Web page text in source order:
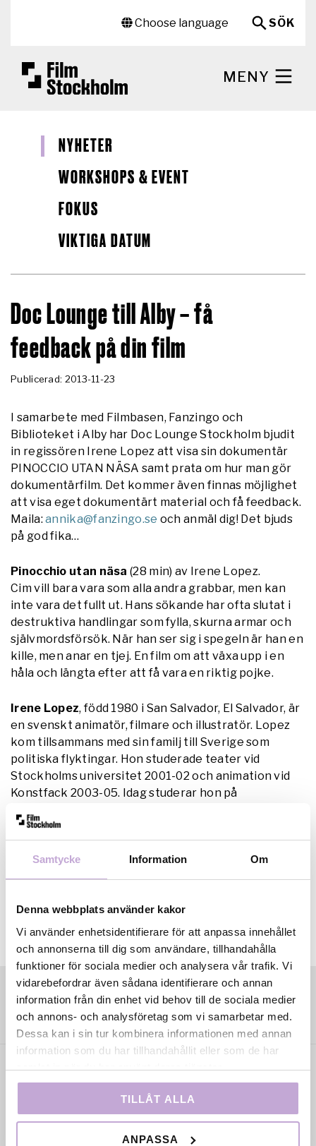
Samtycke Information Om
Denna webbplats använder kakor
Vi använder enhetsidentifierare för att anpassa innehållet
och annonserna till dig som användare, tillhandahålla
funktioner för sociala medier och analysera vår trafik. Vi
vidarebefordrar även sådana identifierare och annan
information från din enhet vid behov till de sociala medier
och annons- och analysföretag som vi samarbetar med.
Dessa kan i sin tur kombinera informationen med annan
information som du har tillhandahållit eller som de har
samlat in när du har använt deras tjänster.
TILLÅT ALLA
ANPASSA
Choose language
SÖK
MENY
NYHETER
WORKSHOPS & EVENT
FOKUS
VIKTIGA DATUM
Doc Lounge till Alby – få
feedback på din film
Publicerad: 2013-11-23
I samarbete med Filmbasen, Fanzingo och
Biblioteket i Alby har Doc Lounge Stockholm bjudit
in regissören Irene Lopez att visa sin dokumentär
PINOCCIO UTAN NÄSA samt prata om hur man gör
dokumentärfilm. Det kommer även finnas möjlighet
att visa eget dokumentärt material och få feedback.
Maila:annika@fanzingo.se och anmäl dig! Det bjuds
på god fika…
Pinocchio utan näsa (28 min) av Irene Lopez.
Cim vill bara vara som alla andra grabbar, men kan
inte vara det fullt ut. Hans sökande har ofta slutat i
destruktiva handlingar som fylla, skurna armar och
självmordsförsök. När han ser sig i spegeln är han en
kille, men anar en tjej. En film om att växa upp i en
håla och längta efter att få vara en riktig pojke.
Irene Lopez, född 1980 i San Salvador, El Salvador, är
en svenskt animatör, filmare och illustratör. Lopez
kom tillsammans med sin familj till Sverige som
politiska flyktingar. Hon studerade teater vid
Stockholms universitet 2001-02 och animation vid
Konstfack 2003-05. Idag studerar hon på